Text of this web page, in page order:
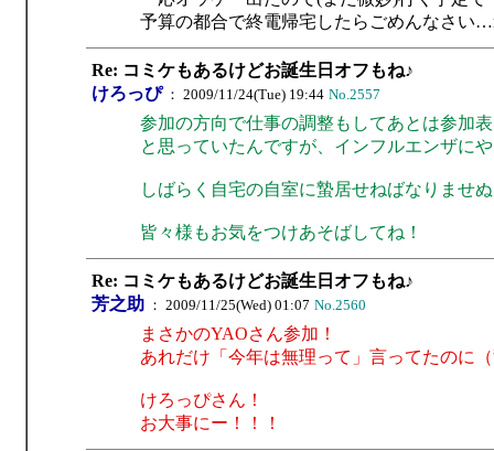
予算の都合で終電帰宅したらごめんなさい
Re: コミケもあるけどお誕生日オフもね♪
けろっぴ： 2009/11/24(Tue) 19:44 No.2557
参加の方向で仕事の調整もしてあとは参加
と思っていたんですが、インフルエンザに
しばらく自宅の自室に蟄居せねばなりませ
皆々様もお気をつけあそばしてね！
Re: コミケもあるけどお誕生日オフもね♪
芳之助 ： 2009/11/25(Wed) 01:07 No.2560
まさかのYAOさん参加！
あれだけ「今年は無理って」言ってたのに
けろっぴさん！
お大事にー！！！